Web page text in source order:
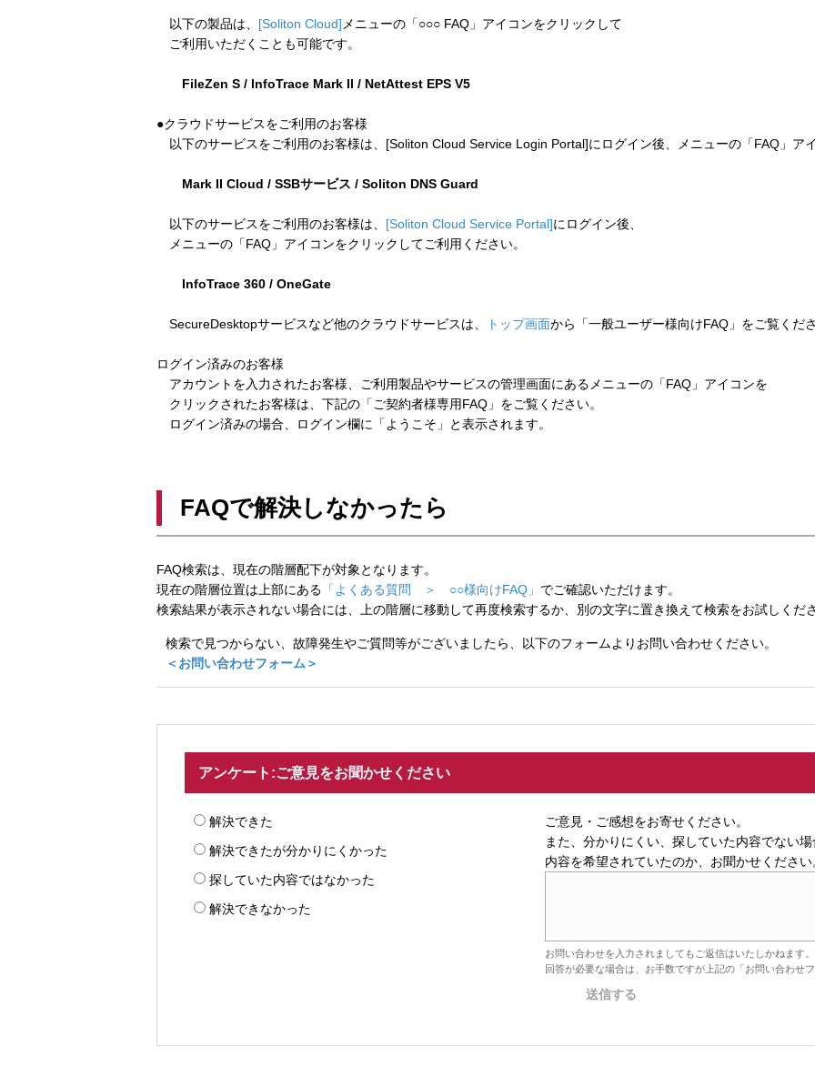
以下の製品は、 [Soliton Cloud] メニューの「○○○ FAQ」アイコンをクリックして
ご利用いただくことも可能です。
FileZen S / InfoTrace Mark II / NetAttest EPS V5
●クラウドサービスをご利用のお客様
以下のサービスをご利用のお客様は、[Soliton Cloud Service Login Portal]にログイン後、メニューの「FAQ」ア
Mark II Cloud / SSBサービス / Soliton DNS Guard
以下のサービスをご利用のお客様は、 [Soliton Cloud Service Portal]にログイン後、
メニューの「FAQ」アイコンをクリックしてご利用ください。
InfoTrace 360 / OneGate
SecureDesktopサービスなど他のクラウドサービスは、 トップ画面から「一般ユーザー様向けFAQ」をご覧くださ
ログイン済みのお客様
アカウントを入力されたお客様、ご利用製品やサービスの管理画面にあるメニューの「FAQ」アイコンを
クリックされたお客様は、下記の「ご契約者様専用FAQ」をご覧ください。
ログイン済みの場合、ログイン欄に「ようこそ」と表示されます。
FAQで解決しなかったら
FAQ検索は、現在の階層配下が対象となります。
現在の階層位置は上部にある 「よくある質問 ＞ ○○様向けFAQ」 でご確認いただけます。
検索結果が表示されない場合には、上の階層に移動して再度検索するか、別の文字に置き換えて検索をお試しくださ
検索で見つからない、故障発生やご質問等がございましたら、以下のフォームよりお問い合わせください。
＜お問い合わせフォーム＞
アンケート:ご意見をお聞かせください
解決できた
解決できたが分かりにくかった
探していた内容ではなかった
解決できなかった
ご意見・ご感想をお寄せください。
また、分かりにくい、探していた内容でない
内容を希望されていたのか、お聞かせください
お問い合わせを入力されましてもご返信はいたしかねます。
回答が必要な場合は、お手数ですが上記の「お問い合わせ